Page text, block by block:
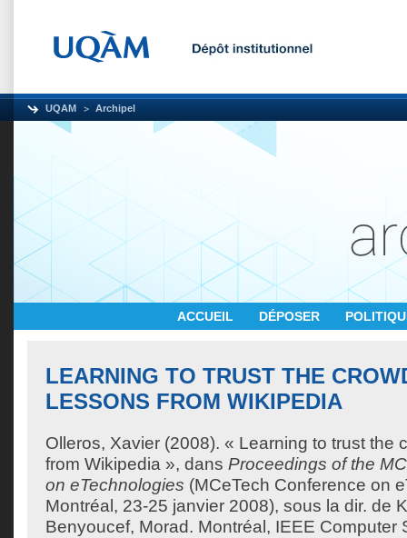
UQAM Archipel
ACCUEIL DÉPOSER
LEARNING TO TRUST THE
LESSONS FROM WIKIPEDIA
Olleros, Xavier (2008). « Learning to trust the
from Wikipedia », dans Proceedings of the
on eTechnologies (MCeTech Conference on
Montréal, 23-25 janvier 2008), sous la dir. de
Benyoucef, Morad. Montréal, IEEE Computer